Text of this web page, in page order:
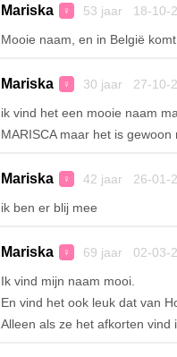
Mariska ♀ 53 jaar 18-10-
Mooie naam, en in België
Mariska ♀ 30 jaar 27-10-
ik vind het een mooie naam
MARISCA maar het is gewoon
Mariska ♀ 42 jaar 26-01-
ik ben er blij mee
Mariska ♀ 69 jaar 02-03-
Ik vind mijn naam mooi.
En vind het ook leuk dat van
Alleen als ze het afkorten vind